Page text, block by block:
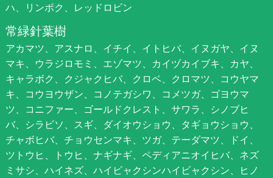
ハ、リンボク、レッドロビン
常緑針葉樹
アカマツ、アスナロ、イチイ、イトヒバ、イヌガヤ、イヌ
マキ、ウラジロモミ、エゾマツ、カイヅカイブキ、カヤ、
キャラボク、クジャクヒバ、クロベ、クロマツ、コウヤマ
キ、コウヨウザン、コノテガシワ、コメツガ、ゴヨウマ
ツ、コニファー、ゴールドクレスト、サワラ、シノブヒ
バ、シラビソ、スギ、ダイオウショウ、タギョウショウ、
チャボヒバ、チョウセンマキ、ツガ、テーダマツ、ドイ、
ツトウヒ、トウヒ、ナギナギ、ペディアニオイヒバ、ネズ
ミサシ、ハイネズ、ハイビャクシンハイビャクシン、ヒノ